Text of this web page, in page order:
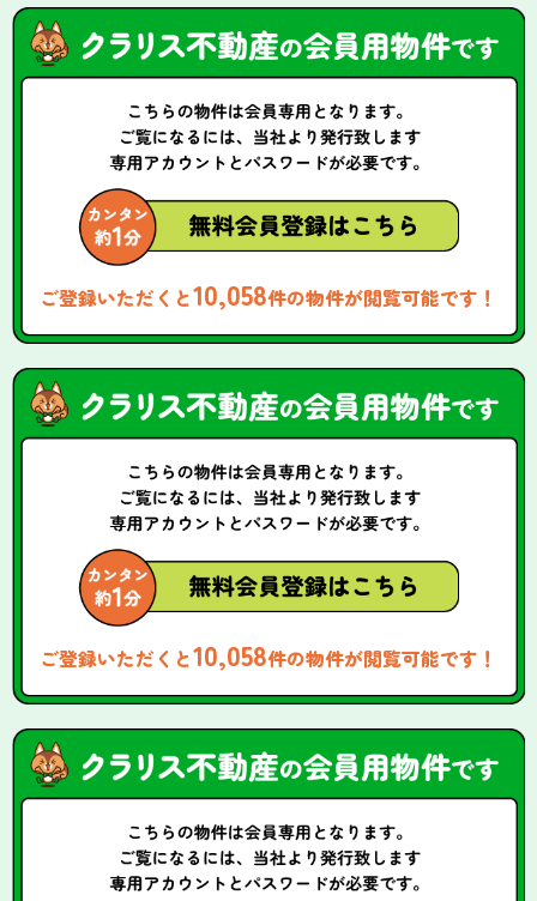
ご登録いただくと10,058件の物件が閲覧可能です！
ご登録いただくと10,058件の物件が閲覧可能です！